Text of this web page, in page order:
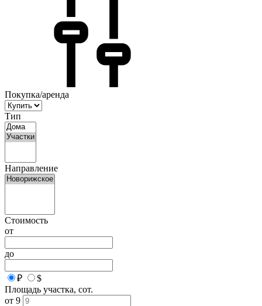
Покупка/аренда
Тип
Направление
Стоимость
от
до
₽
$
Площадь участка, сот.
от 9